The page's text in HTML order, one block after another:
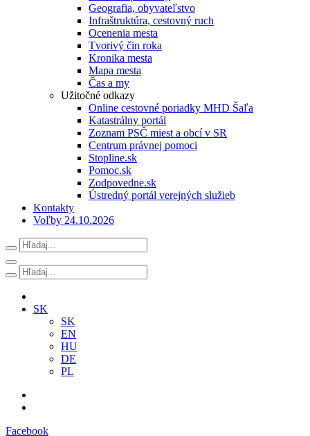
Geografia, obyvateľstvo
Infraštruktúra, cestovný ruch
Ocenenia mesta
Tvorivý čin roka
Kronika mesta
Mapa mesta
Čas a my
Užitočné odkazy
Online cestovné poriadky MHD Šaľa
Katastrálny portál
Zoznam PSČ miest a obcí v SR
Centrum právnej pomoci
Stopline.sk
Pomoc.sk
Zodpovedne.sk
Ústredný portál verejných služieb
Kontakty
Voľby 24.10.2026
SK
SK
EN
HU
DE
PL
Facebook